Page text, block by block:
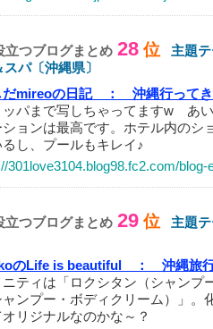
立つブログまとめ 28 位
主題
パ〔沖縄県〕
だmireoの日記 ：
沖縄行って
ッパまで写しちゃってますw あ
ョンは最高です。ホテル内のシ
し、プールもキレイ♪
301love3104.blog98.fc2.com/blog-
立つブログまとめ 29 位
主題
のLife is beautiful ：
沖縄旅
ニティは「ロクシタン（シャンプ
ャンプー・ボディクリーム）」。
オリジナルなのかな～？